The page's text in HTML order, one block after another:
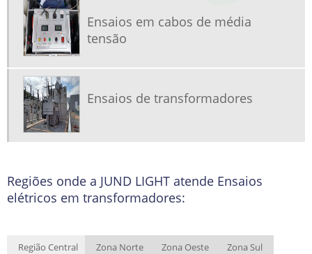
Ensaios em cabos de média
tensão
Ensaios de transformadores
Regiões onde a JUND LIGHT atende Ensaios
elétricos em transformadores:
Região Central Zona Norte Zona Oeste
Zona Sul